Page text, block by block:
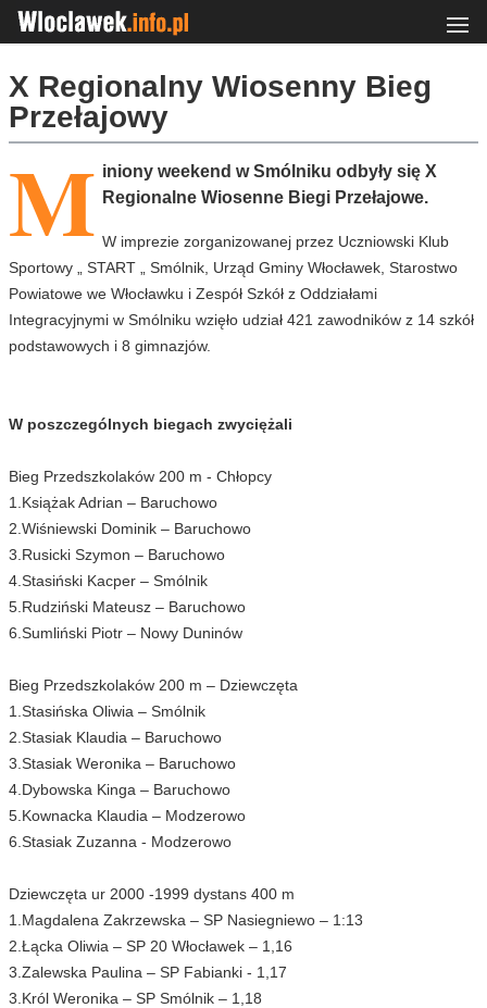
X Regionalny Wiosenny Bieg
Przełajowy
M iniony weekend w Smólniku odbyły się X
Regionalne Wiosenne Biegi Przełajowe.
W imprezie zorganizowanej przez Uczniowski Klub
Sportowy „ START „ Smólnik, Urząd Gminy Włocławek, Starostwo
Powiatowe we Włocławku i Zespół Szkół z Oddziałami
Integracyjnymi w Smólniku wzięło udział 421 zawodników z 14 szkół
podstawowych i 8 gimnazjów.
W poszczególnych biegach zwyciężali
Bieg Przedszkolaków 200 m - Chłopcy
1.Książak Adrian – Baruchowo
2.Wiśniewski Dominik – Baruchowo
3.Rusicki Szymon – Baruchowo
4.Stasiński Kacper – Smólnik
5.Rudziński Mateusz – Baruchowo
6.Sumliński Piotr – Nowy Duninów
Bieg Przedszkolaków 200 m – Dziewczęta
1.Stasińska Oliwia – Smólnik
2.Stasiak Klaudia – Baruchowo
3.Stasiak Weronika – Baruchowo
4.Dybowska Kinga – Baruchowo
5.Kownacka Klaudia – Modzerowo
6.Stasiak Zuzanna - Modzerowo
Dziewczęta ur 2000 -1999 dystans 400 m
1.Magdalena Zakrzewska – SP Nasiegniewo – 1:13
2.Łącka Oliwia – SP 20 Włocławek – 1,16
3.Zalewska Paulina – SP Fabianki - 1,17
3.Król Weronika – SP Smólnik – 1,18